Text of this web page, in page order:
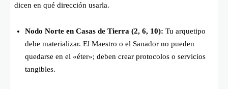
dicen en qué dirección usarla.
Nodo Norte en Casas de Tierra (2, 6, 10): Tu arquetipo
debe materializar. El Maestro o el Sanador no pueden
quedarse en el «éter»; deben crear protocolos o servicios
tangibles.